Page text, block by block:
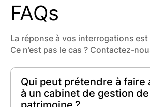
FAQs
La réponse à vos interrogations
Ce n’est pas le cas ? Contactez-
Qui peut prétendre à faire
à un cabinet de gestion de